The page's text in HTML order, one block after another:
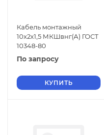
Кабель монтажный
10х2х1,5 МКШвнг(А) ГОСТ
10348-80
По запросу
КУПИТЬ